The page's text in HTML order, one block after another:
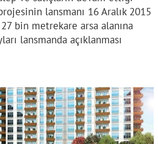
lansmanı 16 Aralık 2015
bin metrekare arsa alanına
lansmanda açıklanması